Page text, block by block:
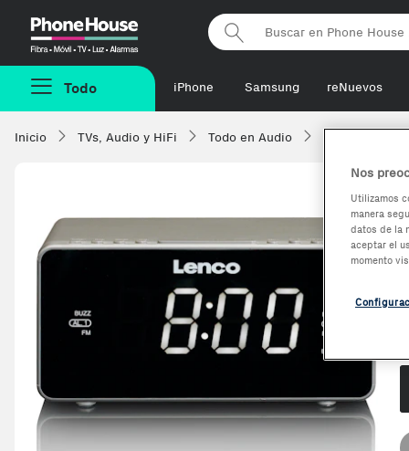
Phonehouse
Todo iPhone Samsung reNuevos
Inicio TVs, Audio y HiFi Todo en Audio
Nos
Utilizamos
manera
datos de la
aceptar el
momento